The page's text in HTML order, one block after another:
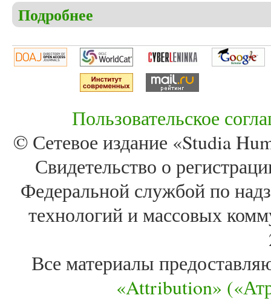
Подробнее
Пользовательское
© Сетевое издание «Studia
Свидетельство о
Федеральной службой по
технологий и массовых
Все материалы
«Attribution»